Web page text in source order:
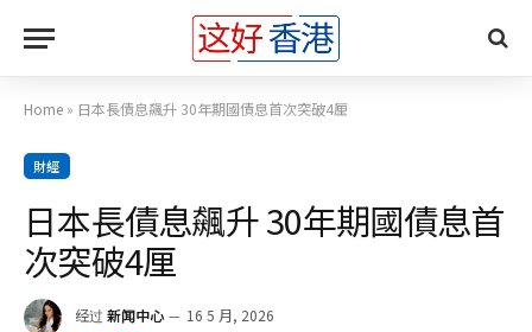
Home » 日本長債息飆升 30年期國債息首次突破4厘
財經
日本長債息飆升 30年期國債息首
次突破4厘
经过 新闻中心 16 5 月, 2026